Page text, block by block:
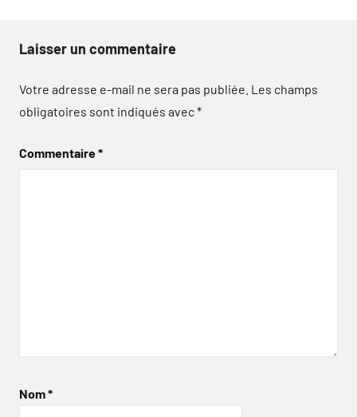
Laisser un commentaire
Votre adresse e-mail ne sera pas publiée. Les champs
obligatoires sont indiqués avec*
Commentaire*
Nom*